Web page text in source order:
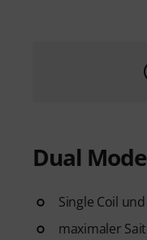
Dual
Single Coil
maximaler